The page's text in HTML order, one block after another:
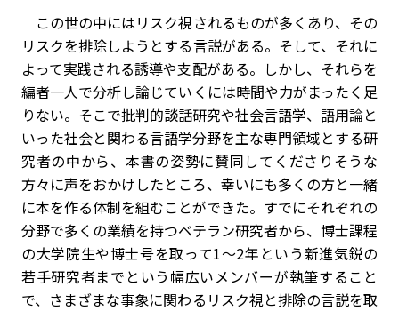
この世の中にはリスク視されるものが多くあり、その
リスクを排除しようとする言説がある。そして、それに
よって実践される誘導や支配がある。しかし、それらを
編者一人で分析し論じていくには時間や力がまったく足
りない。そこで批判的談話研究や社会言語学、語用論と
いった社会と関わる言語学分野を主な専門領域とする研
究者の中から、本書の姿勢に賛同してくださりそうな
方々に声をおかけしたところ、幸いにも多くの方と一緒
に本を作る体制を組むことができた。すでにそれぞれの
分野で多くの業績を持つベテラン研究者から、博士課程
の大学院生や博士号を取って1〜2年という新進気鋭の
若手研究者までという幅広いメンバーが執筆すること
で、さまざまな事象に関わるリスク視と排除の言説を取